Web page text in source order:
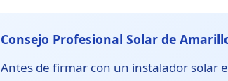
Consejo Profesional Solar de
Antes de firmar con un instalador solar